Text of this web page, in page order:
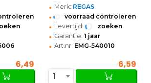
6,49
• Merk: REGAS
• voorraad controleren
• Levertijd: zoeken
• Garantie: 1 jaar
• Art.nr: EMG-540010
6,59
1